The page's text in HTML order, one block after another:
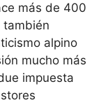
más de 400
también
alpino
mucho más
impuesta